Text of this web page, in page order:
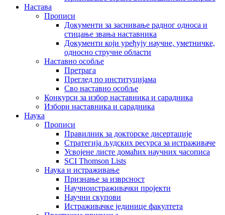
Настава
Прописи
Документи за заснивање радног односа и
стицање звања наставника
Документи који уређују научне, уметничке,
односно стручне области
Наставно особље
Претрага
Преглед по институцијама
Сво наставно особље
Конкурси за избор наставника и сарадника
Избори наставника и сарадника
Наука
Прописи
Правилник за докторске дисертације
Стратегија људских ресурса за истраживаче
Усвојене листе домаћих научних часописа
SCI Thomson Lists
Наука и истраживање
Признање за изврсност
Научноистраживачки пројекти
Научни скупови
Истраживачке јединице факултета